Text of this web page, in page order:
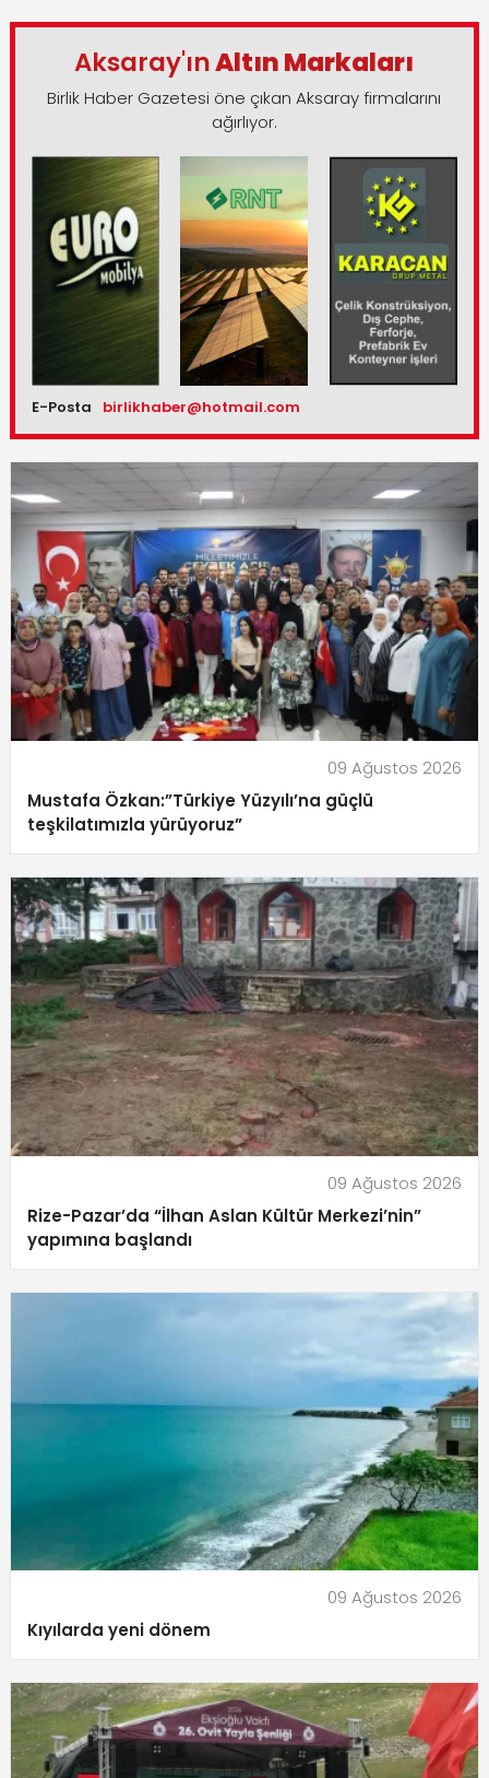
Aksaray'ınAltın Markaları
Birlik Haber Gazetesi öne çıkan Aksaray firmalarını
ağırlıyor.
E-Posta birlikhaber@hotmail.com
09 Ağustos 2026
Mustafa Özkan:”Türkiye Yüzyılı’na güçlü
teşkilatımızla yürüyoruz”
09 Ağustos 2026
Rize-Pazar’da “İlhan Aslan Kültür Merkezi’nin”
yapımına başlandı
09 Ağustos 2026
Kıyılarda yeni dönem